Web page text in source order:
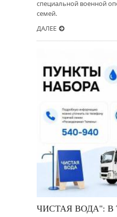
специальной военной
семей.
ДАЛЕЕ
ЧИСТАЯ ВОДА":